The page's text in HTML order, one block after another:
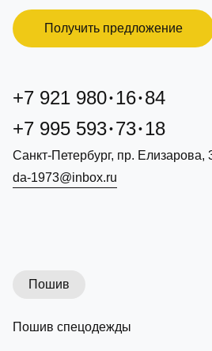
Получить предложение
+7 921 980 16 84
+7 995 593 73 18
Санкт-Петербург, пр. Елизарова,
da-1973@inbox.ru
Пошив
Пошив спецодежды